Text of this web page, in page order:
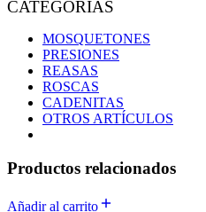
CATEGORÍAS
MOSQUETONES
PRESIONES
REASAS
ROSCAS
CADENITAS
OTROS ARTÍCULOS
Productos relacionados
Añadir al carrito